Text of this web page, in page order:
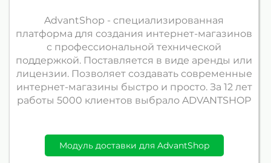
AdvantShop - специализированная
платформа для создания интернет-магазинов
с профессиональной технической
поддержкой. Поставляется в виде аренды или
лицензии. Позволяет создавать современные
интернет-магазины быстро и просто. За 12 лет
работы 5000 клиентов выбрало ADVANTSHOP
Модуль доставки для AdvantShop